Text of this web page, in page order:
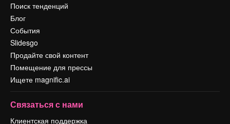
Поиск тенденций
Блог
События
Slidesgo
Продайте свой контент
Помещение для прессы
Ищете magnific.ai
Связаться с нами
Клиентская поддержка